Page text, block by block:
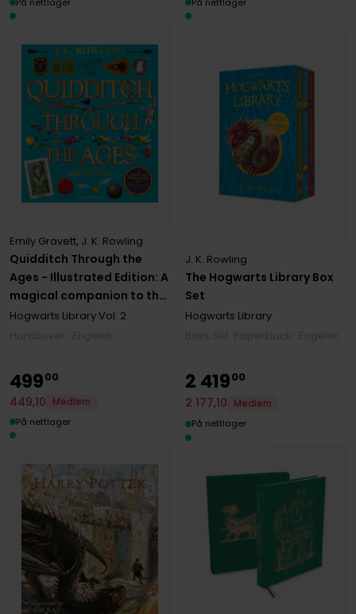
Quidditch Through the
Ages - Illustrated Edition: A
magical companion to the
Harry Potter stories
Emily Gravett, J. K. Rowling
Hogwarts LibraryVol. 2
The Hogwarts Library Box
Set
J. K. Rowling
Hogwarts Library
49900
449,10
Medlem
På nettlager
2 41900
2 177,10
Medlem
På nettlager